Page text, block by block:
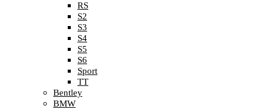
RS
S2
S3
S4
S5
S6
Sport
TT
Bentley
BMW